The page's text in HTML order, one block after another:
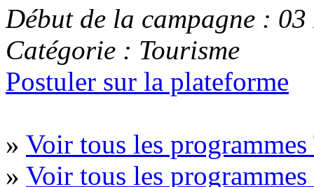
Début de la campagne :
Catégorie : Tourisme
Postuler sur la plateforme
» Voir tous les
» Voir tous les